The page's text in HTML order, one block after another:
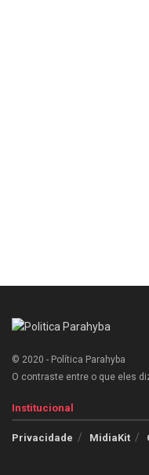
© 2020 - Política Parahyba
O contraste entre o que eles
Institucional
Privacidade MidiaKit